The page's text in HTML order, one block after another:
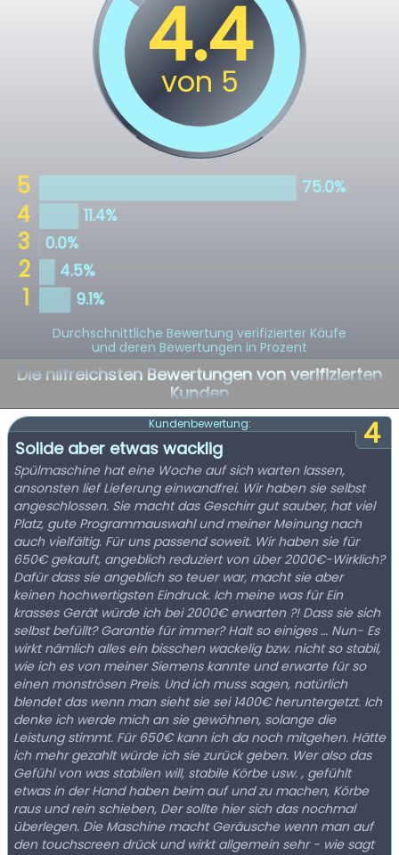
Durchschnittliche Bewertung verifizierter Käufe
und deren Bewertungen in Prozent
Die hilfreichsten Bewertungen von verifizierten
Kunden
4
Kundenbewertung:
Solide aber etwas wacklig
Spülmaschine hat eine Woche auf sich warten lassen,
ansonsten lief Lieferung einwandfrei. Wir haben sie selbst
angeschlossen. Sie macht das Geschirr gut sauber, hat viel
Platz, gute Programmauswahl und meiner Meinung nach
auch vielfältig. Für uns passend soweit. Wir haben sie für
650€ gekauft, angeblich reduziert von über 2000€-Wirklich?
Dafür dass sie angeblich so teuer war, macht sie aber
keinen hochwertigsten Eindruck. Ich meine was für Ein
krasses Gerät würde ich bei 2000€ erwarten ?! Dass sie sich
selbst befüllt? Garantie für immer? Halt so einiges … Nun- Es
wirkt nämlich alles ein bisschen wackelig bzw. nicht so stabil,
wie ich es von meiner Siemens kannte und erwarte für so
einen monströsen Preis. Und ich muss sagen, natürlich
blendet das wenn man sieht sie sei 1400€ heruntergetzt. Ich
denke ich werde mich an sie gewöhnen, solange die
Leistung stimmt. Für 650€ kann ich da noch mitgehen. Hätte
ich mehr gezahlt würde ich sie zurück geben. Wer also das
Gefühl von was stabilen will, stabile Körbe usw. , gefühlt
etwas in der Hand haben beim auf und zu machen, Körbe
raus und rein schieben, Der sollte hier sich das nochmal
überlegen. Die Maschine macht Geräusche wenn man auf
den touchscreen drück und wirkt allgemein sehr - wie sagt